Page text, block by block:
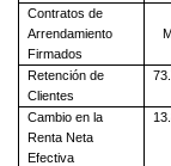
Contratos de
Arrendamiento
Firmados
Retención de
Clientes
Cambio en la
Renta Neta
Efectiva